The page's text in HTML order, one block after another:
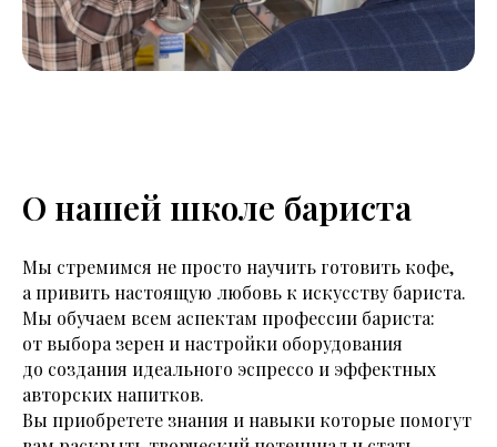
О нашей школе бариста
Мы стремимся не просто научить готовить кофе,
а привить настоящую любовь к искусству бариста.
Мы обучаем всем аспектам профессии бариста:
от выбора зерен и настройки оборудования
до создания идеального эспрессо и эффектных
авторских напитков.
Вы приобретете знания и навыки которые помогут